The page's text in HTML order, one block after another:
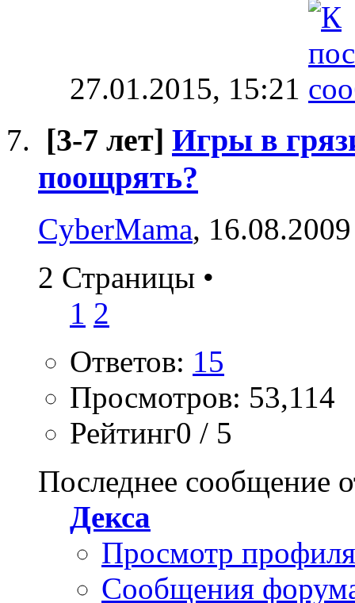
27.01.2015, 15:21
[3-7 лет] Игры в
поощрять?
CyberMama,
2 Страницы •
1 2
Ответов: 15
Просмотров: 53,114
Рейтинг0 / 5
Последнее сообщение
Декса
Просмотр профиля
Сообщения